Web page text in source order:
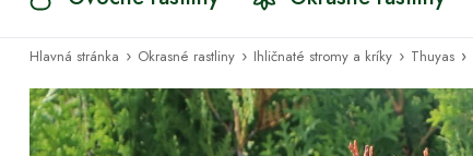
Hlavná stránka › Okrasné rastliny › Ihličnaté stromy a kríky › Thuyas ›